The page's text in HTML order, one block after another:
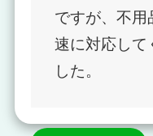
ですが、不用
速に対応して
した。